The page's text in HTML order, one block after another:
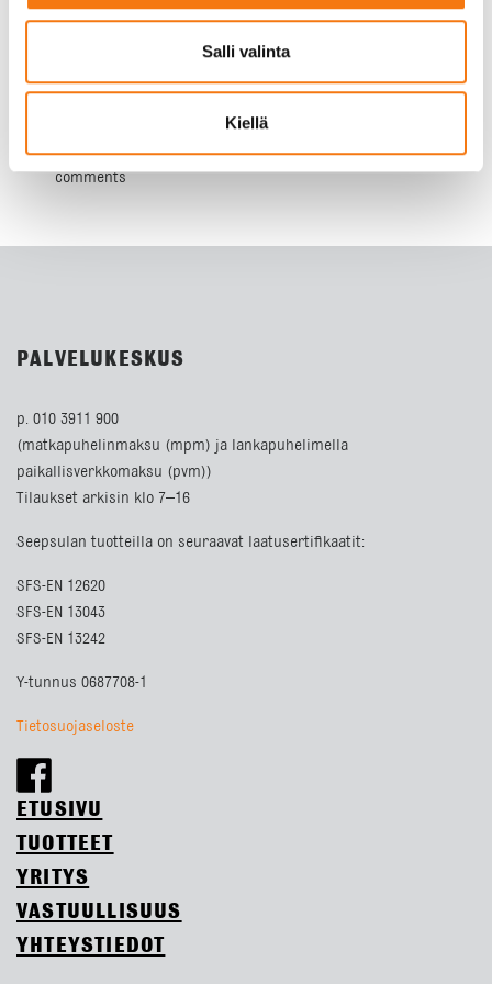
Salli valinta
Kiellä
Seepsulan väki
Sivupohjan osa on poistettu tai se ei ole saatavilla: post-
meta Sivupohjan osa on poistettu tai se ei ole saatavilla:
comments
PALVELUKESKUS
p. 010 3911 900
(matkapuhelinmaksu (mpm) ja lankapuhelimella
paikallisverkkomaksu (pvm))
Tilaukset arkisin klo 7–16
Seepsulan tuotteilla on seuraavat laatusertifikaatit:
SFS-EN 12620
SFS-EN 13043
SFS-EN 13242
Y-tunnus 0687708-1
Tietosuojaseloste
ETUSIVU
TUOTTEET
YRITYS
VASTUULLISUUS
YHTEYSTIEDOT